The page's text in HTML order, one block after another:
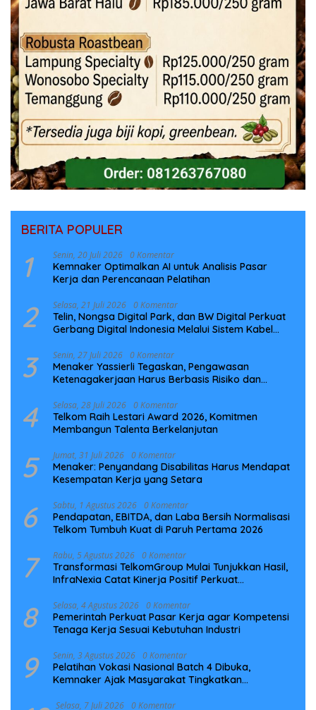
BERITA POPULER
1 Senin, 20 Juli 2026 0 Komentar
Kemnaker Optimalkan AI untuk Analisis Pasar
Kerja dan Perencanaan Pelatihan
2 Selasa, 21 Juli 2026 0 Komentar
Telin, Nongsa Digital Park, dan BW Digital Perkuat
Gerbang Digital Indonesia Melalui Sistem Kabel
3 Senin, 27 Juli 2026 0 Komentar
Menaker Yassierli Tegaskan, Pengawasan
Ketenagakerjaan Harus Berbasis Risiko dan
4 Selasa, 28 Juli 2026 0 Komentar
Telkom Raih Lestari Award 2026, Komitmen
Membangun Talenta Berkelanjutan
5 Jumat, 31 Juli 2026 0 Komentar
Menaker: Penyandang Disabilitas Harus Mendapat
Kesempatan Kerja yang Setara
6 Sabtu, 1 Agustus 2026 0 Komentar
Pendapatan, EBITDA, dan Laba Bersih Normalisasi
Telkom Tumbuh Kuat di Paruh Pertama 2026
7 Rabu, 5 Agustus 2026 0 Komentar
Transformasi TelkomGroup Mulai Tunjukkan Hasil,
InfraNexia Catat Kinerja Positif Perkuat
8 Selasa, 4 Agustus 2026 0 Komentar
Pemerintah Perkuat Pasar Kerja agar Kompetensi
Tenaga Kerja Sesuai Kebutuhan Industri
9 Senin, 3 Agustus 2026 0 Komentar
Pelatihan Vokasi Nasional Batch 4 Dibuka,
Kemnaker Ajak Masyarakat Tingkatkan
Selasa, 7 Juli 2026 0 Komentar